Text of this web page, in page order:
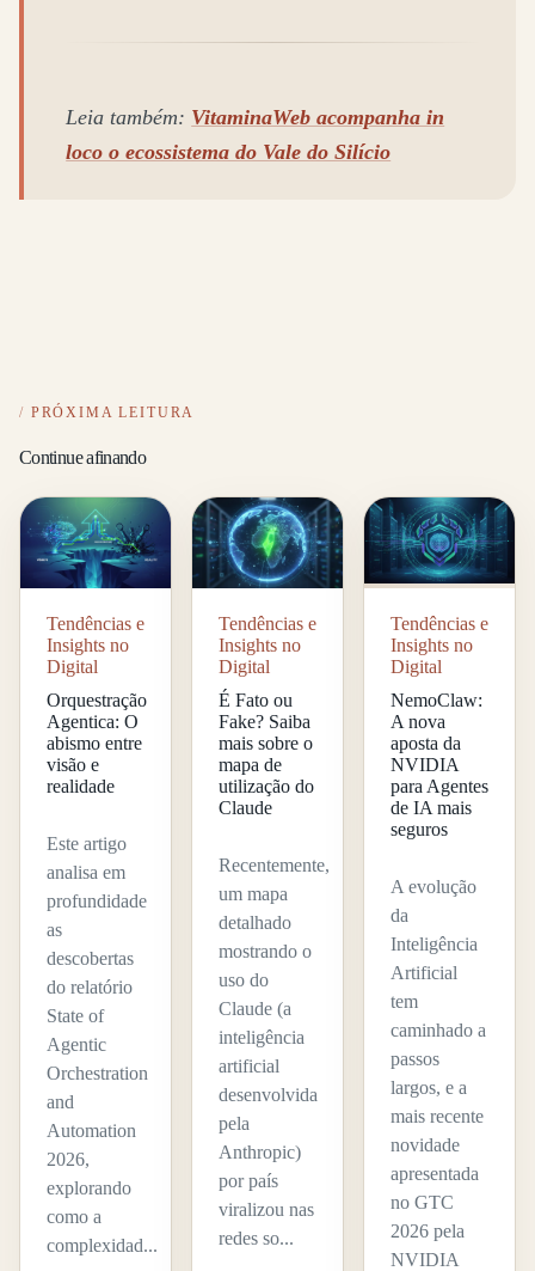
Leia também: VitaminaWeb acompanha in
loco o ecossistema do Vale do Silício
PRÓXIMA LEITURA
Continue afinando
Tendências e
Insights no
Digital
Orquestração
Agentica: O
abismo entre
visão e
realidade
Este artigo
analisa em
profundidade
as
descobertas
do relatório
State of
Agentic
Orchestration
and
Automation
2026,
explorando
como a
complexidad...
Tendências e
Insights no
Digital
É Fato ou
Fake? Saiba
mais sobre o
mapa de
utilização do
Claude
Recentemente,
um mapa
detalhado
mostrando o
uso do
Claude (a
inteligência
artificial
desenvolvida
pela
Anthropic)
por país
viralizou nas
redes so...
Tendências e
Insights no
Digital
NemoClaw:
A nova
aposta da
NVIDIA
para Agentes
de IA mais
seguros
A evolução
da
Inteligência
Artificial
tem
caminhado a
passos
largos, e a
mais recente
novidade
apresentada
no GTC
2026 pela
NVIDIA